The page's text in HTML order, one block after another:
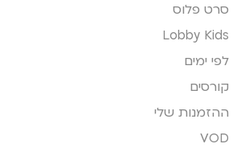
סרט פלוס
Lobby Kids
לפי ימים
קורסים
ההזמנות שלי
VOD